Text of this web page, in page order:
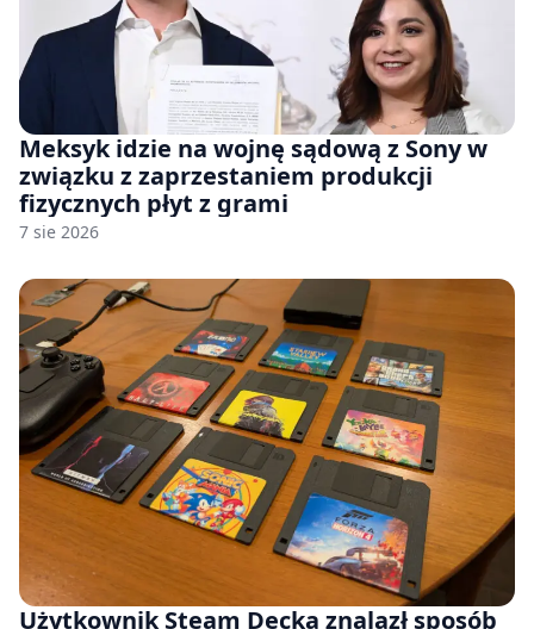
Meksyk idzie na wojnę sądową z Sony w
związku z zaprzestaniem produkcji
fizycznych płyt z grami
7 sie 2026
Użytkownik Steam Decka znalazł sposób